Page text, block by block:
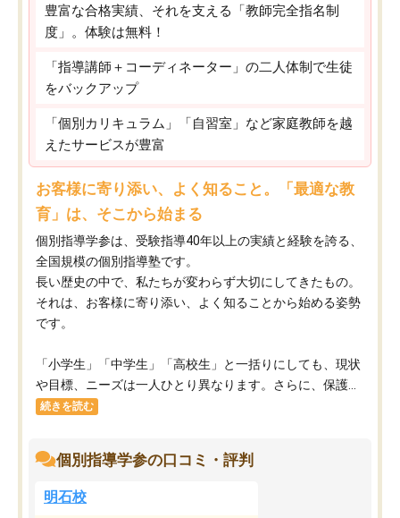
豊富な合格実績、それを支える「教師完全指名制
度」。体験は無料！
「指導講師＋コーディネーター」の二人体制で生徒
をバックアップ
「個別カリキュラム」「自習室」など家庭教師を越
えたサービスが豊富
お客様に寄り添い、よく知ること。「最適な教
育」は、そこから始まる
個別指導学参は、受験指導40年以上の実績と経験を誇る、
全国規模の個別指導塾です。
長い歴史の中で、私たちが変わらず大切にしてきたもの。
それは、お客様に寄り添い、よく知ることから始める姿勢
です。
「小学生」「中学生」「高校生」と一括りにしても、現状
や目標、ニーズは一人ひとり異なります。さらに、保護...
続きを読む
個別指導学参の口コミ・評判
明石校